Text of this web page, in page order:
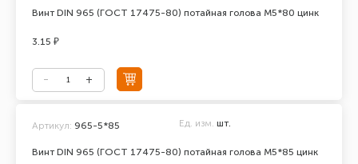
Винт DIN 965 (ГОСТ 17475-80) потайная голова М5*80 цинк
3.15 ₽
Винт DIN 965 (ГОСТ 17475-80) потайная голова М5*85 цинк
Артикул: 965-5*85 Ед. изм. шт.